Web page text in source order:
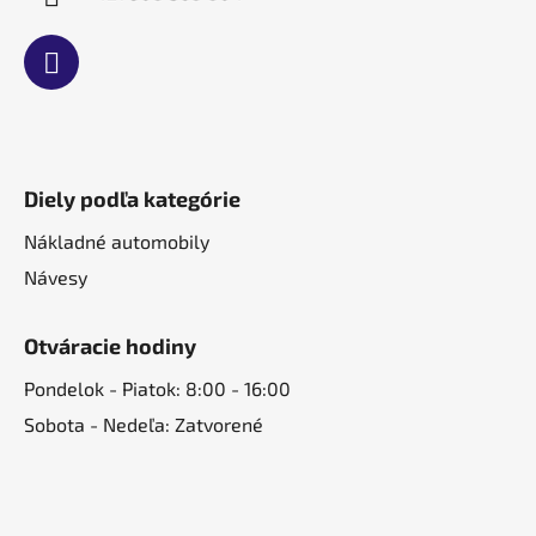
Diely podľa kategórie
Nákladné automobily
Návesy
Otváracie hodiny
Pondelok - Piatok: 8:00 - 16:00
Sobota - Nedeľa: Zatvorené